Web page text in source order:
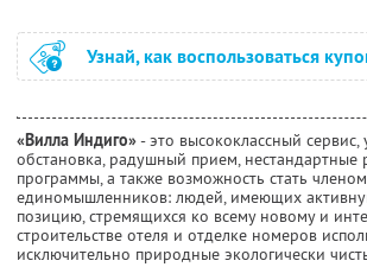
Узнай, как воспользоваться
«Вилла Индиго»- это высококлассный
обстановка, радушный прием, нестандартные
программы, а также возможность стать
единомышленников: людей, имеющих
позицию, стремящихся ко всему новому и
строительстве отеля и отделке номеров
исключительно природные экологически